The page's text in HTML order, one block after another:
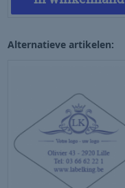
Alternatieve artikelen: